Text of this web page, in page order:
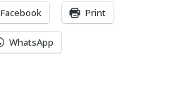
Facebook Print
WhatsApp